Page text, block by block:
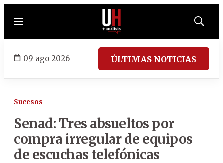
Menú
Mostrar
09 ago 2026 ÚLTIMAS NOTICIAS
Sucesos
Senad: Tres absueltos por
compra irregular de equipos
de escuchas telefónicas